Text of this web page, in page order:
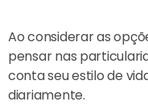
Ao considerar as
pensar nas
conta seu estilo de
diariamente.